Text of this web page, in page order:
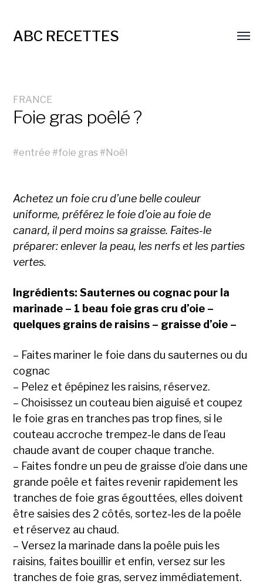
ABC RECETTES
FRANCE
Foie gras poêlé ?
#entrée #foie gras #Noël
Achetez un foie cru d’une belle couleur
uniforme, préférez le foie d’oie au foie de
canard, il perd moins sa graisse. Faites-le
préparer: enlever la peau, les nerfs et les parties
vertes.
Ingrédients: Sauternes ou cognac pour la
marinade – 1 beau foie gras cru d’oie –
quelques grains de raisins – graisse d’oie –
– Faites mariner le foie dans du sauternes ou du
cognac
– Pelez et épépinez les raisins, réservez.
– Choisissez un couteau bien aiguisé et coupez
le foie gras en tranches pas trop fines, si le
couteau accroche trempez-le dans de l’eau
chaude avant de couper chaque tranche.
– Faites fondre un peu de graisse d’oie dans une
grande poêle et faites revenir rapidement les
tranches de foie gras égouttées, elles doivent
être saisies des 2 côtés, sortez-les de la poêle
et réservez au chaud.
– Versez la marinade dans la poêle puis les
raisins, faites bouillir et enfin, versez sur les
tranches de foie gras, servez immédiatement.